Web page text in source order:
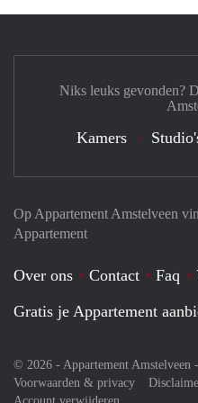
Op Appartement Amstelveen
Appartement
Over ons Contact Faq
Gratis je Appartement
© 2026 - Appartement Amstelveen
Voorwaarden & privacy
Niks leuks gevonden?
Kamers